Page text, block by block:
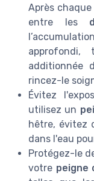
Après
entre les
additionnée
rincez-le
Évitez
utilisez un
hêtre, évitez
dans l'eau
Protégez-le
votre peigne